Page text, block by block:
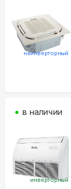
неинверторный
инверторный
в наличии